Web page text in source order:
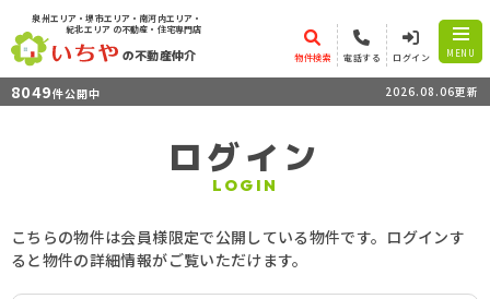
泉州エリア・堺市エリア・南河内エリア・
紀北エリア の不動産・住宅専門店
の不動産仲介 物件検索 電話する ログイン MENU
8049件公開中 2026.08.06更新
ログイン
LOGIN
こちらの物件は会員様限定で公開している物件です。ログインす
ると物件の詳細情報がご覧いただけます。